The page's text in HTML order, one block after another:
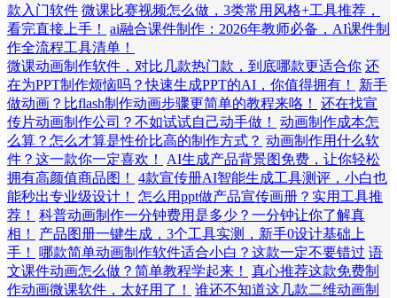
款入门软件 微课比赛视频怎么做，3类常用风格+工具推荐，
看完直接上手！
ai融合课件制作：2026年教师必备，AI课件制
作全流程工具清单！
微课动画制作软件，对比几款热门款，到底哪款更适合你 还
在为PPT制作烦恼吗？快速生成PPT的AI，你值得拥有！
新手
做动画？比flash制作动画步骤更简单的教程来咯！
还在找宣
传片动画制作公司？不如试试自己动手做！
动画制作成本怎
么算？怎么才算是性价比高的制作方式？ 动画制作用什么软
件？这一款你一定喜欢！
AI生成产品背景图免费，让你轻松
拥有高颜值商品图！
4款宣传册AI智能生成工具测评，小白也
能秒出专业级设计！
怎么用ppt做产品宣传画册？实用工具推
荐！
科普动画制作一分钟费用是多少？一分钟让你了解真
相！
产品图册一键生成，3个工具实测，新手0设计基础上
手！
哪款简单动画制作软件适合小白？这款一定不要错过 语
文课件动画怎么做？简单教程学起来！
真心推荐这款免费制
作动画微课软件，太好用了！
谁还不知道这几款二维动画制